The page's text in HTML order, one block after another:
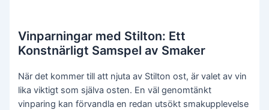
Vinparningar med Stilton: Ett
Konstnärligt Samspel av Smaker
När det kommer till att njuta av Stilton ost, är valet av vin
lika viktigt som själva osten. En väl genomtänkt
vinparing kan förvandla en redan utsökt smakupplevelse